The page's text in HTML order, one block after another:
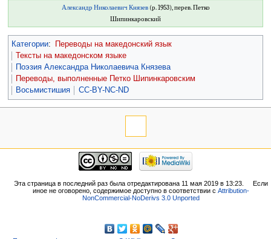
Александр Николаевич Князев(р. 1953), перев. Петко
Шипинкаровский
Категории:
Переводы на македонский язык
Тексты на македонском языке
Поэзия Александра Николаевича Князева
Переводы, выполненные Петко Шипинкаровским
Восьмистишия
CC-BY-NC-ND
Эта страница в последний раз была отредактирована 11 мая 2019 в 13:23.
Если
иное не оговорено, содержимое доступно в соответствии сAttribution-
NonCommercial-NoDerivs 3.0 Unported